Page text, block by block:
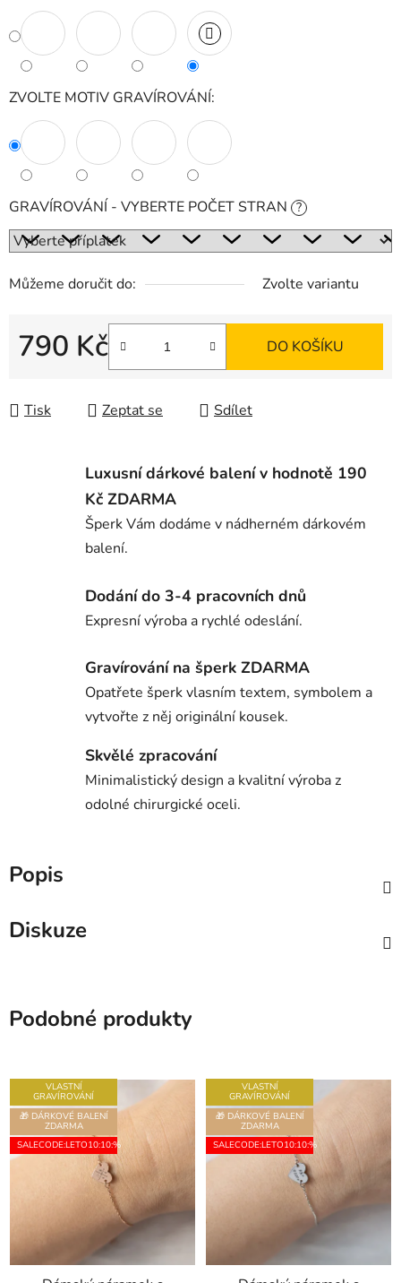
ZVOLTE MOTIV GRAVÍROVÁNÍ:
GRAVÍROVÁNÍ - VYBERTE POČET STRAN ?
Můžeme doručit do: Zvolte variantu
790 Kč DO KOŠÍKU
Tisk Zeptat se Sdílet
Luxusní dárkové balení v hodnotě 190
Kč ZDARMA
Šperk Vám dodáme v nádherném dárkovém
balení.
Dodání do 3-4 pracovních dnů
Expresní výroba a rychlé odeslání.
Gravírování na šperk ZDARMA
Opatřete šperk vlasním textem, symbolem a
vytvořte z něj originální kousek.
Skvělé zpracování
Minimalistický design a kvalitní výroba z
odolné chirurgické oceli.
Popis
Diskuze
Podobné produkty
VLASTNÍ
GRAVÍROVÁNÍ
🎁 DÁRKOVÉ BALENÍ
ZDARMA
SALECODE:LETO10:10:%
VLASTNÍ
GRAVÍROVÁNÍ
🎁 DÁRKOVÉ BALENÍ
ZDARMA
SALECODE:LETO10:10:%